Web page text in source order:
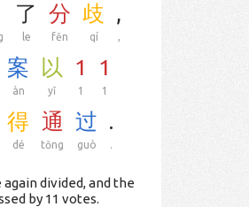
了
le
分
fēn
歧
qí
,
,
案
àn
以
yǐ
1
1
1
1
得
dé
通
tōng
过
guò
.
.
again divided, and the
by 11 votes.